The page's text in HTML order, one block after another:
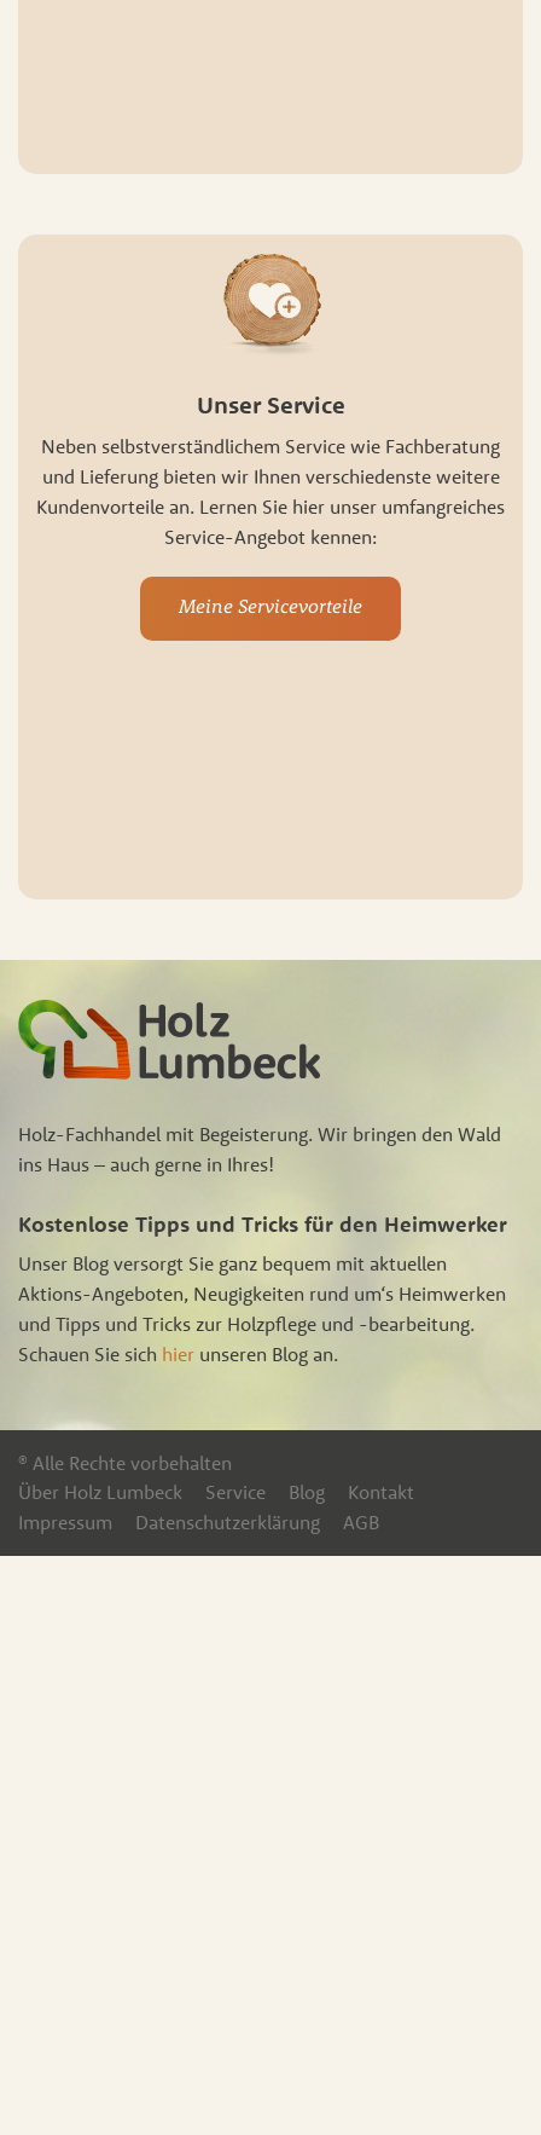
Unser Service
Neben selbstverständlichem Service wie Fachberatung
und Lieferung bieten wir Ihnen verschiedenste weitere
Kundenvorteile an. Lernen Sie hier unser umfangreiches
Service-Angebot kennen:
Meine Servicevorteile
Holz-Fachhandel mit Begeisterung. Wir bringen den Wald
ins Haus – auch gerne in Ihres!
Kostenlose Tipps und Tricks für den Heimwerker
Unser Blog versorgt Sie ganz bequem mit aktuellen
Aktions-Angeboten, Neugigkeiten rund um‘s Heimwerken
und Tipps und Tricks zur Holzpflege und -bearbeitung.
Schauen Sie sich hier unseren Blog an.
® Alle Rechte vorbehalten
Über Holz Lumbeck
Service Blog
Kontakt
Impressum
Datenschutzerklärung AGB